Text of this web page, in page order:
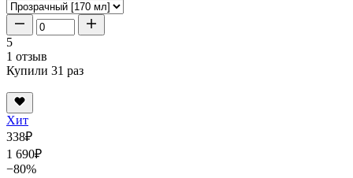
5
1 отзыв
Купили 31 раз
Хит
338₽
1 690₽
−80%